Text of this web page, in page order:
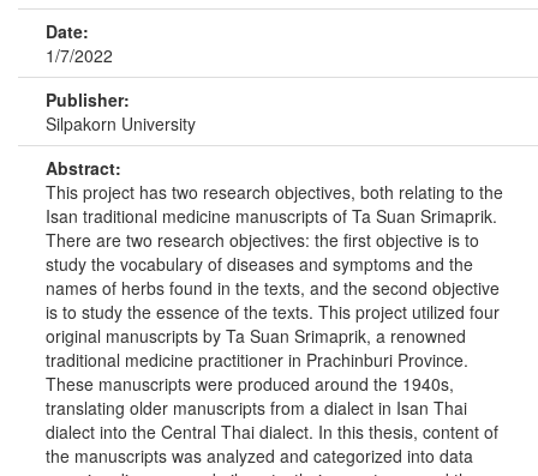
Date:
1/7/2022
Publisher:
Silpakorn University
Abstract:
This project has two research objectives, both relating to the
Isan traditional medicine manuscripts of Ta Suan Srimaprik.
There are two research objectives: the first objective is to
study the vocabulary of diseases and symptoms and the
names of herbs found in the texts, and the second objective
is to study the essence of the texts. This project utilized four
original manuscripts by Ta Suan Srimaprik, a renowned
traditional medicine practitioner in Prachinburi Province.
These manuscripts were produced around the 1940s,
translating older manuscripts from a dialect in Isan Thai
dialect into the Central Thai dialect. In this thesis, content of
the manuscripts was analyzed and categorized into data